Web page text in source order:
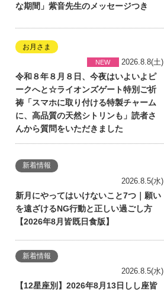
な期間」紫音先生のメッセージつき
お月さま
NEW 2026.8.8(土)
令和８年８月８日、今夜はいよいよピ
ークへと☆ライオンズゲート特別ご祈
祷「スマホに取り付ける特製チャーム
に、高品質の天然シトリンも」読者さ
んから質問をいただきました
新着情報
2026.8.5(水)
新月にやってはいけないこと7つ｜願い
を遠ざけるNG行動と正しい過ごし方
【2026年8月皆既日食版】
新着情報
2026.8.5(水)
【12星座別】2026年8月13日しし座皆